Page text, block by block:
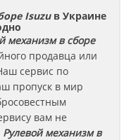
Isuzuв Украине
механизм в сборе
продавца или
сервис по
пропуск в мир
вам не
Рулевой механизм в